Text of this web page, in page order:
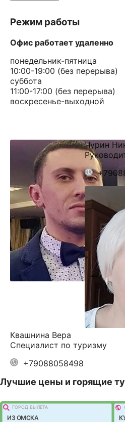
Режим работы
Офис работает удаленно
понедельник-пятница
10:00-19:00 (без перерыва)
суббота
11:00-17:00 (без перерыва)
воскресенье-выходной
Чурин
Квашнина Вера
Специалист по туризму
+79088058498
Лучшие цены и горящие
ГОРОД ВЫЛEТА
ИЗ ОМСКА